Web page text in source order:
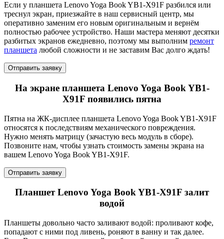
Если у планшета Lenovo Yoga Book YB1-X91F разбился или
треснул экран, приезжайте в наш сервисный центр, мы
оперативно заменим его новым оригинальным и вернём
полностью рабочее устройство. Наши мастера меняют десятки
разбитых экранов ежедневно, поэтому мы выполним ремонт
планшета любой сложности и не заставим Вас долго ждать!
Отправить заявку
На экране планшета Lenovo Yoga Book YB1-
X91F появились пятна
Пятна на ЖК-дисплее планшета Lenovo Yoga Book YB1-X91F
относятся к последствиям механического повреждения.
Нужно менять матрицу (зачастую весь модуль в сборе).
Позвоните нам, чтобы узнать стоимость замены экрана на
вашем Lenovo Yoga Book YB1-X91F.
Отправить заявку
Планшет Lenovo Yoga Book YB1-X91F залит
водой
Планшеты довольно часто заливают водой: проливают кофе,
попадают с ними под ливень, роняют в ванну и так далее.